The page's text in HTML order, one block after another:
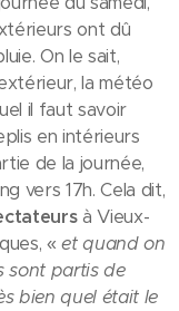
ont dû
On le sait,
la météo
il faut savoir
en intérieurs
de la journée,
vers 17h. Cela dit,
à Vieux-
« et quand on
sont partis de
bien quel était le